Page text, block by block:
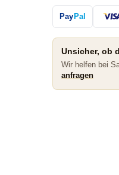
PayPal
Unsicher, ob
Wir helfen bei
anfragen